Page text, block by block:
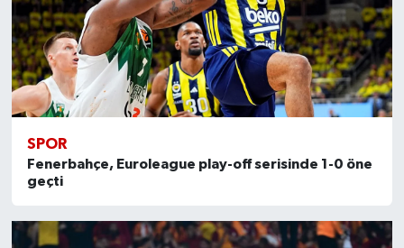
SPOR
Fenerbahçe, Euroleague play-off serisinde 1-0 öne
geçti